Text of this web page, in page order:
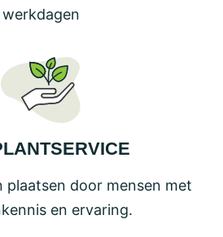
werkdagen
plaatsen door mensen met
en ervaring.